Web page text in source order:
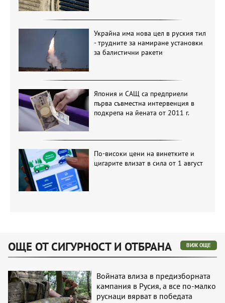
Украйна има нова цел в руския тил
- трудните за намиране установки
за балистични ракети
Япония и САЩ са предприели
първа съвместна интервенция в
подкрепа на йената от 2011 г.
По-високи цени на винетките и
цигарите влизат в сила от 1 август
ОЩЕ ОТ СИГУРНОСТ И ОТБРАНА ВИЖ ОЩЕ
Войната влиза в предизборната
кампания в Русия, а все по-малко
руснаци вярват в победата